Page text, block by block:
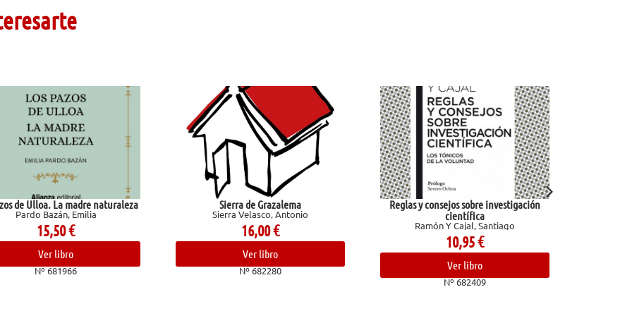
Sierra de Grazalema
Sierra Velasco, Antonio
16,00
Ver libro
Nº 682280
Reglas y consejos sobre investigación
científica
Ramón Y Cajal, Santiago
10,95€
Ver libro
God of Wrath (Legado de Dioses 3)
Kent, Rina
19,95€
Ver libro
Nº 681031